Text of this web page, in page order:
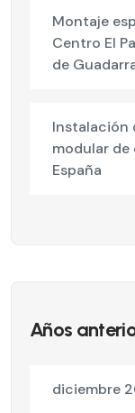
Montaje
Centro El
de
Instalación
modular de
España
Años
diciembre